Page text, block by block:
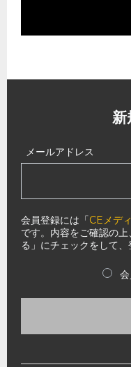
新
メールアドレス
会員登録には「CEメデ
です。内容をご確認の
る」にチェックをして、